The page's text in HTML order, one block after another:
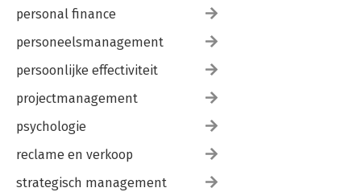
personal finance
personeelsmanagement
persoonlijke effectiviteit
projectmanagement
psychologie
reclame en verkoop
strategisch management